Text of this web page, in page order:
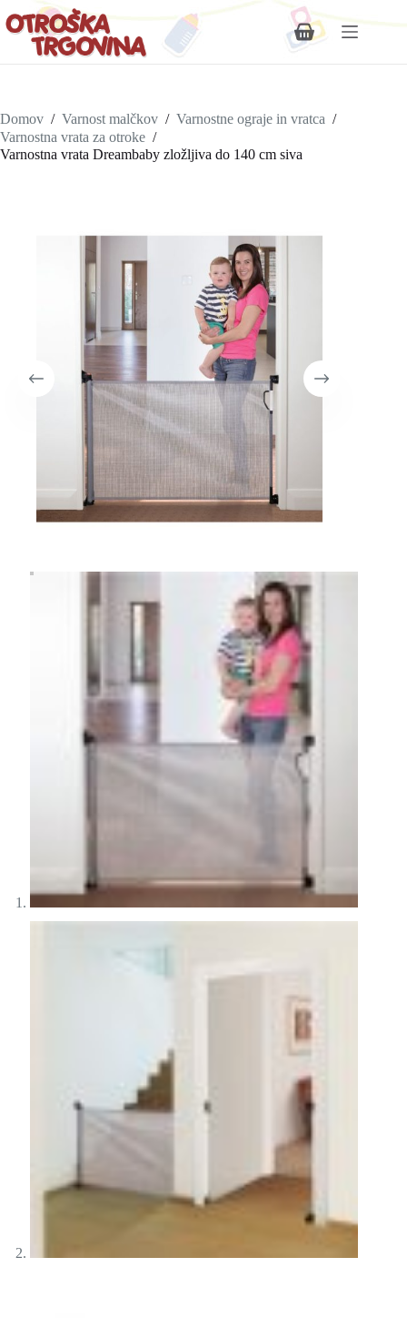
Shopping
Domov / Varnost malčkov / Varnostne ograje in vratca /
Varnostna vrata za otroke /
Varnostna vrata Dreambaby zložljiva do 140 cm siva